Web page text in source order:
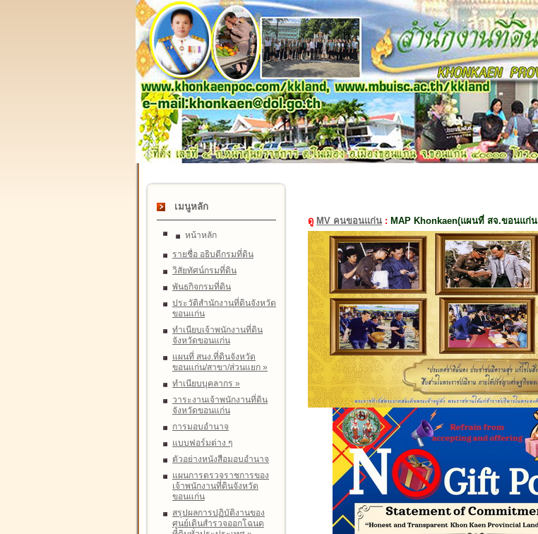
เมนูหลัก
หน้าหลัก
รายชื่อ อธิบดีกรมที่ดิน
วิสัยทัศน์กรมที่ดิน
พันธกิจกรมที่ดิน
ประวัติสำนักงานที่ดินจังหวัด
ขอนแก่น
ทำเนียบเจ้าพนักงานที่ดิน
จังหวัดขอนแก่น
แผนที่ สนง.ที่ดินจังหวัด
ขอนแก่น/สาขา/ส่วนแยก »
ทำเนียบบุคลากร »
วาระงานเจ้าพนักงานที่ดิน
จังหวัดขอนแก่น
การมอบอำนาจ
แบบฟอร์มต่าง ๆ
ตัวอย่างหนังสือมอบอำนาจ
แผนการตรวจราชการของ
เจ้าพนักงานที่ดินจังหวัด
ขอนแก่น
สรุปผลการปฏิบัติงานของ
ศูนย์เดินสำรวจออกโฉนด
ดู MV คนขอนแก่น : MAP Khonkaen(แผนที่ สจ.ขอนแก่น